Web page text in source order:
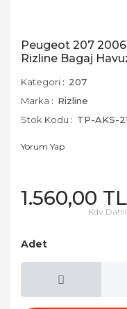
Peugeot 207
Rizline Bagaj
Kategori
207
Marka
Rizline
Stok Kodu
TP-AKS-
Yorum Yap
1.560,00 TL
Kdv Dahil
Adet